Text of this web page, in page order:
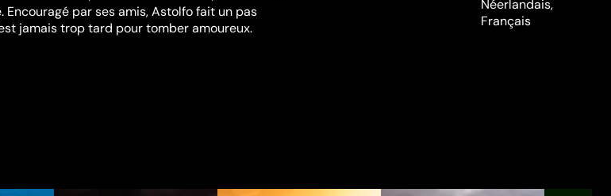
par ses amis, Astolfo fait un pas
jamais trop tard pour tomber amoureux.
Néerlandais,
Français